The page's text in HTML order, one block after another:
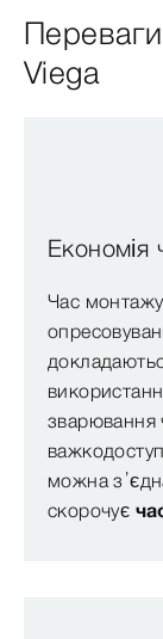
Viega
Економія
Час
зварювання
можна
скорочує